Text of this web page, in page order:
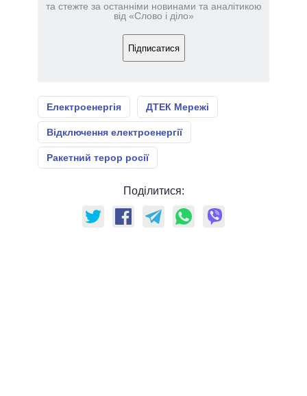
та стежте за останніми новинами та аналітикою
від «Слово і діло»
Підписатися
Електроенергія ДТЕК Мережі
Відключення електроенергії
Ракетний терор росії
Поділитися: